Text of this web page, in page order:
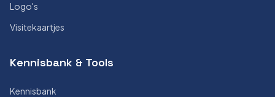
Logo's
Visitekaartjes
Kennisbank & Tools
Kennisbank